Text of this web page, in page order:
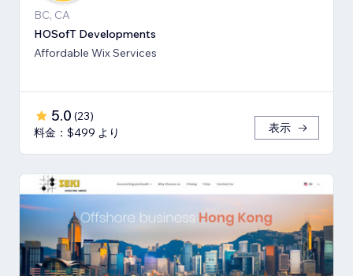
BC, CA
HOSofT Developments
Affordable Wix Services
5.0 (23)
料金：$499 より
表示